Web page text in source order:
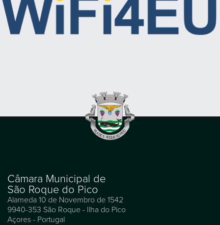
Câmara Municipal de
São Roque do Pico
Alameda 10 de Novembro de 1542
9940-353 São Roque - Ilha do Pico
Açores - Portugal